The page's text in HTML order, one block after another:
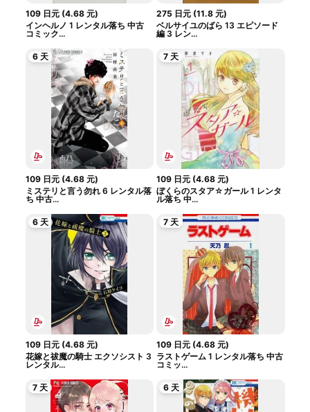
109 日元(4.68 元)
インヘルノ 1 レンタル落ち 中古
コミック...
275 日元 (11.8 元)
ベルサイユのばら 13 エピソード
編 3 レン...
6 天
109 日元(4.68 元)
ミステリと言う勿れ 6 レンタル落
ち 中古...
7 天
109 日元 (4.68 元)
ぼくらのスタア☆ガール 1 レンタ
ル落ち 中...
6 天
109 日元(4.68 元)
花嫁と祓魔の騎士 エクソシスト 3
レンタル...
7 天
109 日元 (4.68 元)
ラストゲーム 1 レンタル落ち 中古
コミッ...
7 天 6 天